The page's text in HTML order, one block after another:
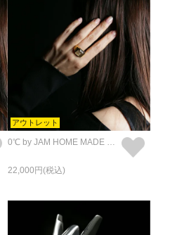
アウトレット
0℃ by JAM HOME MADE フローズンダイヤモンド リング・指輪 - ゴールド
22,000